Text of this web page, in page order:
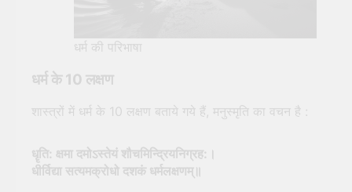
धर्म की परिभाषा
धर्म के 10 लक्षण
शास्त्रों में धर्म के 10 लक्षण बताये गये हैं, मनुस्मृति का वचन है :
धॄति: क्षमा दमोऽस्तेयं शौचमिन्द्रियनिग्रह:।
धीर्विद्या सत्यमक्रोधो दशकं धर्मलक्षणम्॥